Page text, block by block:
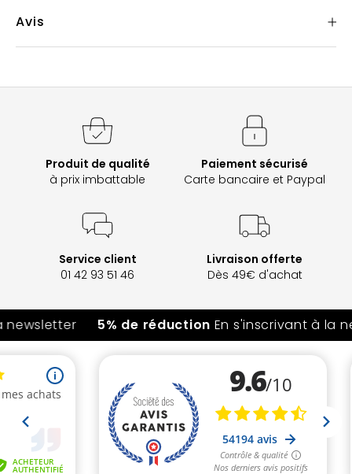
Avis
Produit de qualité
à prix imbattable
Paiement sécurisé
Carte bancaire et Paypal
Service client
01 42 93 51 46
Livraison offerte
Dès 49€ d'achat
5% de réductionEn s'inscrivant à la